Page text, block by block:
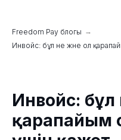
Freedom Pay блогы →
Инвойс: бұл не және ол
Инвойс: бұл
қарапайым